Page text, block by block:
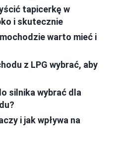
tapicerkę w
i skutecznie
warto mieć i
z LPG wybrać, aby
silnika wybrać dla
i jak wpływa na